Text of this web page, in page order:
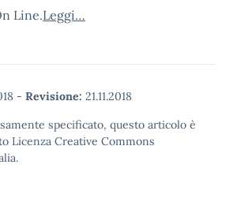
Line.Leggi…
- Revisione: 21.11.2018
specificato, questo articolo è
Licenza Creative Commons